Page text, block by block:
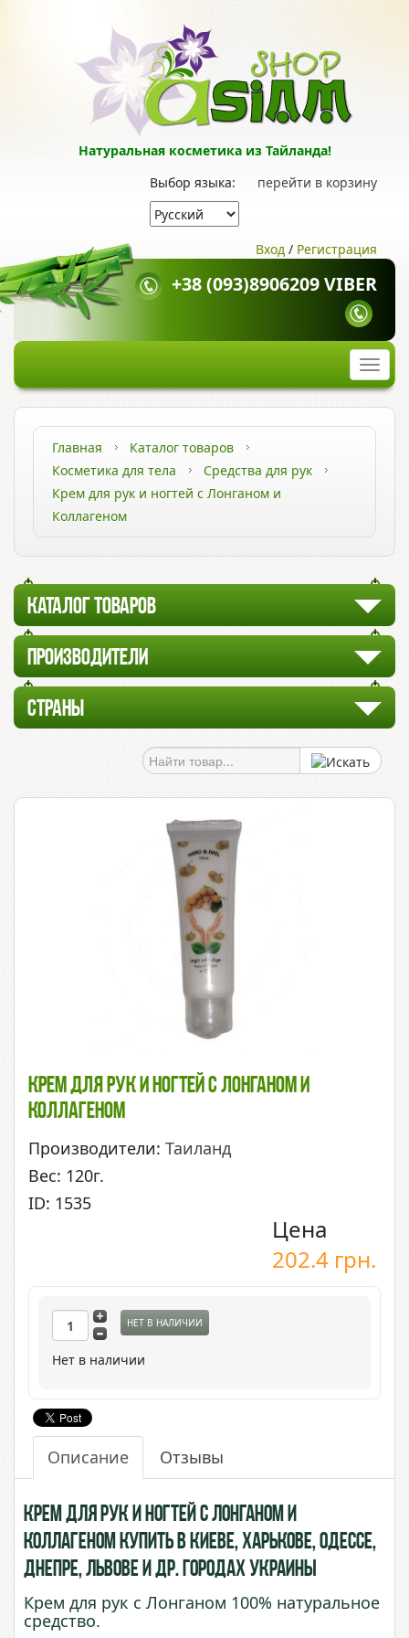
Натуральная косметика из Тайланда!
перейти в корзину
Выбор языка:
Вход / Регистрация
+38 (093)8906209 VIBER
Главная
Каталог товаров
Косметика для тела
Средства для рук
Крем для рук и ногтей с Лонганом и
Коллагеном
КАТАЛОГ ТОВАРОВ
ПРОИЗВОДИТЕЛИ
СТРАНЫ
Крем Для Рук И Ногтей С Лонганом И
Коллагеном
Производители: Таиланд
Вес: 120г.
ID: 1535
Цена
202.4 грн.
НЕТ В НАЛИЧИИ
Нет в наличии
Описание Отзывы
Крем для рук и ногтей с Лонганом и
Коллагеном купить в Киеве, Харькове, Одессе,
Днепре, Львове и др. городах Украины
Крем для рук с Лонганом 100% натуральное
средство.